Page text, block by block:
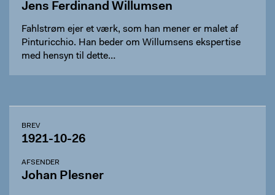
Jens Ferdinand Willumsen
Fahlstrøm ejer et værk, som han mener er malet af
Pinturicchio. Han beder om Willumsens ekspertise
med hensyn til dette…
BREV
1921-10-26
AFSENDER
Johan Plesner